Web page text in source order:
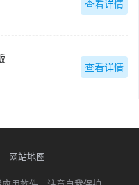
查看详情
查看详情
网站地图